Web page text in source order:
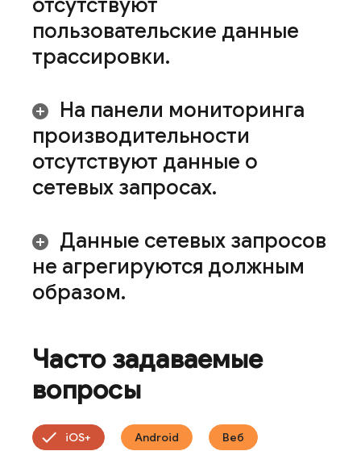
пользовательские данные
трассировки.
На панели мониторинга
производительности
отсутствуют данные о
сетевых запросах.
Данные сетевых запросов
не агрегируются должным
образом.
Часто задаваемые
вопросы
iOS+ Android Веб